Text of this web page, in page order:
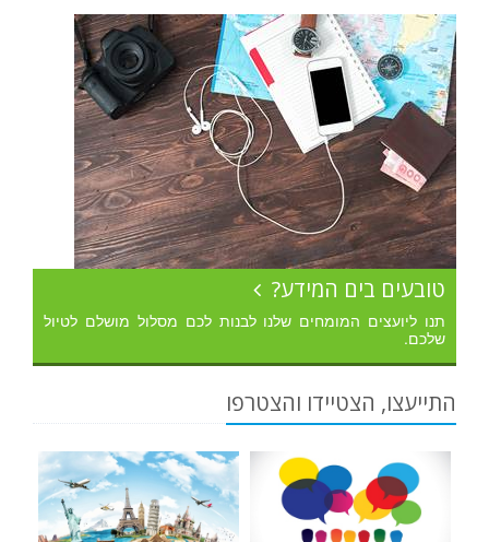
טובעים בים המידע?
תנו ליועצים המומחים שלנו לבנות לכם מסלול מושלם לטיול
שלכם.
התייעצו, הצטיידו והצטרפו